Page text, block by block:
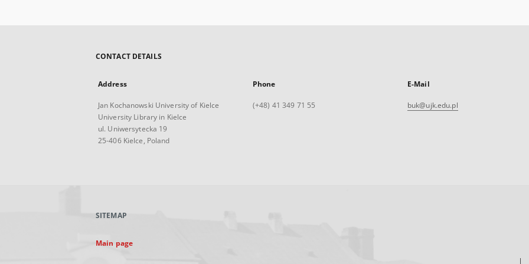
CONTACT DETAILS
Address
Jan Kochanowski University of Kielce
University Library in Kielce
ul. Uniwersytecka 19
25-406 Kielce, Poland
Phone
(+48) 41 349 71 55
E-Mail
buk@ujk.edu.pl
SITEMAP
Main page